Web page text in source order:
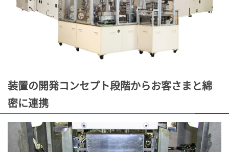
装置の開発コンセプト段階からお客さまと綿
密に連携